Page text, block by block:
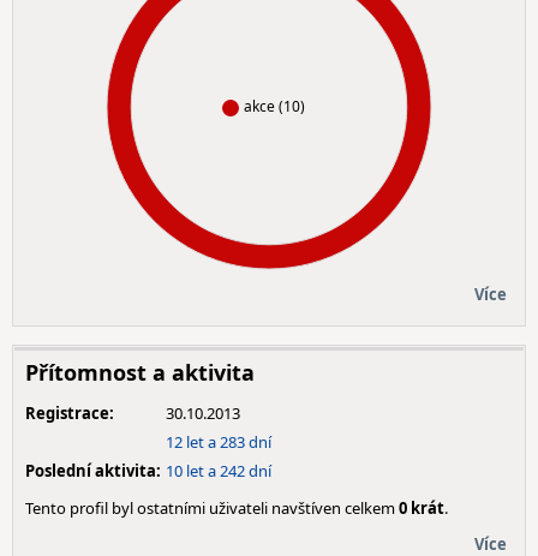
akce (10)
Více
Přítomnost a aktivita
Registrace:
30.10.2013
12 let a 283 dní
Poslední aktivita: 10 let a 242 dní
Tento profil byl ostatními uživateli navštíven celkem0 krát.
Více